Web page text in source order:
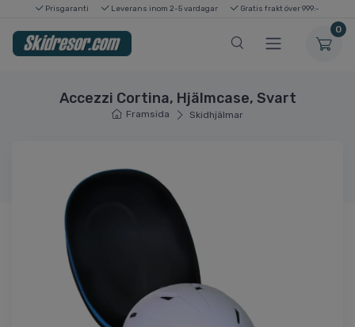
Prisgaranti Leverans inom 2-5 vardagar Gratis frakt över 999:-
0
Accezzi Cortina, Hjälmcase, Svart
Framsida Skidhjälmar